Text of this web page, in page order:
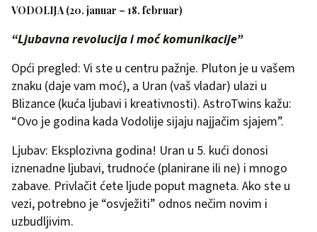
VODOLIJA (20. januar – 18. februar)
“Ljubavna revolucija i moć komunikacije”
Opći pregled: Vi ste u centru pažnje. Pluton je u vašem
znaku (daje vam moć), a Uran (vaš vladar) ulazi u
Blizance (kuća ljubavi i kreativnosti). AstroTwins kažu:
“Ovo je godina kada Vodolije sijaju najjačim sjajem”.
Ljubav: Eksplozivna godina! Uran u 5. kući donosi
iznenadne ljubavi, trudnoće (planirane ili ne) i mnogo
zabave. Privlačit ćete ljude poput magneta. Ako ste u
vezi, potrebno je “osvježiti” odnos nečim novim i
uzbudljivim.